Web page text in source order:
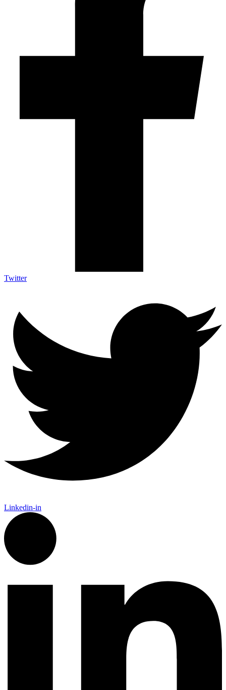
Twitter
Linkedin-in